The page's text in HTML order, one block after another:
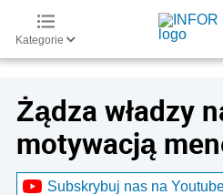
Kategorie
Żądza władzy
motywacją
Subskrybuj nas na